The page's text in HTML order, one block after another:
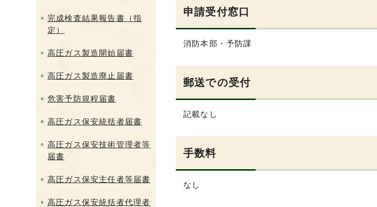
申請受付窓口
消防本部・予防課
郵送での受付
記載なし
手数料
なし
完成検査結果報告書（指
定）
高圧ガス製造開始届書
高圧ガス製造廃止届書
危害予防規程届書
高圧ガス保安統括者届書
高圧ガス保安技術管理者等
届書
高圧ガス保安主任者等届書
高圧ガス保安統括者代理者